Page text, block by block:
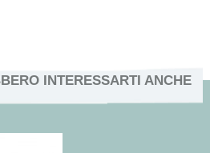
INTERESSARTI ANCHE